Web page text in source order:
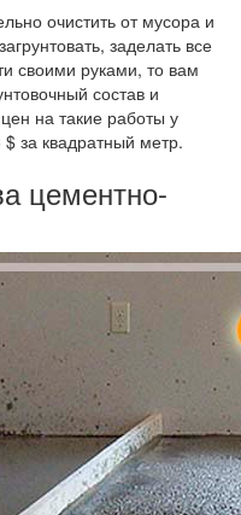
очистить от мусора и
заделать все
своими руками, то вам
состав и
на такие работы у
за квадратный метр.
цементно-